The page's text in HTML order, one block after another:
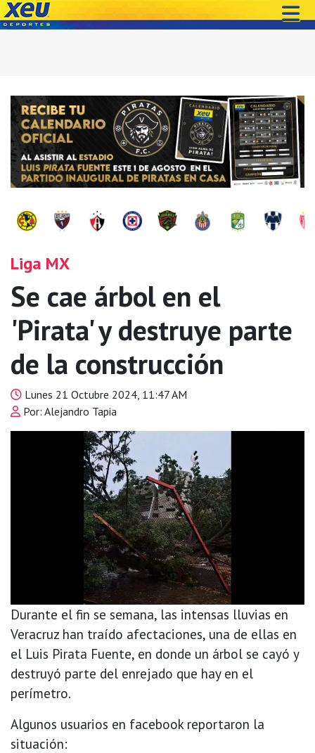
Liga MX
Se cae árbol en el
'Pirata' y destruye parte
de la construcción
Lunes 21 Octubre 2024, 11:47 AM
Por: Alejandro Tapia
Durante el fin se semana, las intensas lluvias en
Veracruz han traído afectaciones, una de ellas en
el Luis Pirata Fuente, en donde un árbol se cayó y
destruyó parte del enrejado que hay en el
perímetro.
Algunos usuarios en facebook reportaron la
situación: